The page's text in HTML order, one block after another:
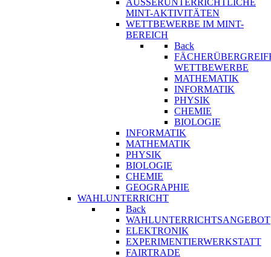
AUSSERUNTERRICHTLICHE
MINT-AKTIVITÄTEN
WETTBEWERBE IM MINT-
BEREICH
Back
WETTBEWERBE
MATHEMATIK
INFORMATIK
PHYSIK
CHEMIE
BIOLOGIE
INFORMATIK
MATHEMATIK
PHYSIK
BIOLOGIE
CHEMIE
GEOGRAPHIE
WAHLUNTERRICHT
Back
WAHLUNTERRICHTSANGEBOT
ELEKTRONIK
EXPERIMENTIERWERKSTATT
FAIRTRADE